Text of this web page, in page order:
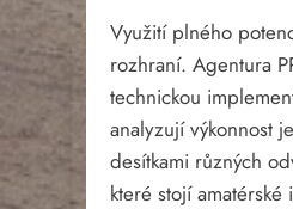
Využití plného
rozhraní. Agentura
technickou
analyzují výkonnost
desítkami různých
které stojí